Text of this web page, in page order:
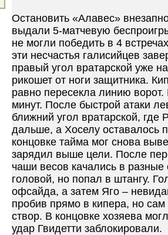
Остановить «Алавес»
выдали 5-матчевую
не могли победить в 4
эти несчастья галисийцев
правый угол вратарской уже
рикошет от ноги защитника.
равно пересекла линию
минут. После быстрой атаки
ближний угол вратарской,
дальше, а Хоселу оставалось
концовке тайма мог снова
зарядил выше цели. После
чаши весов качались в
головой, но попал в штангу.
офсайда, а затем Яго –
пробив прямо в кипера, но
створ. В концовке хозяева
удар Гвидетти заблокировали.